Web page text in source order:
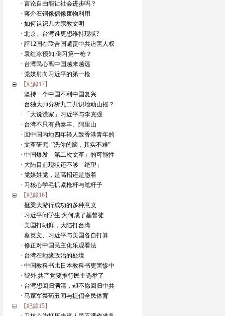
· 言论自由能让社会进步吗？
· 蒋介石铜像偶像废物利用
· 如何认识几大宗教文明
· 北京、台湾谁更想维持现状?
· 評12国在联合国谴责中共迫害人权
· 袁红冰预知:倒习第一枪？
· 台湾民心离中国越来越远
· 党媒射向习近平的第一枪
【紀錄17】
· 坚持一个中国不利中国复兴
· 台独大师分析九二共识地动山摇？
· 「大说谎家」习近平与李克强
· 台湾不只有鼎泰丰、阿里山
· 回中国内地四年轻人致香港青年的
· 文革研究: ”洗你的脑，其实不难”
· 中国爆发「第二次文革」的可能性
· 大陆目前现状还不够「绝望」
· 党媒姓党，是高招还是愚着
· 习核心学毛抓紧枪杆与笔杆子
【紀錄16】
· 挺梁大游行成功的多种意义
· 习近平问学生:为何成了基督徒
· 美国打朝鲜，大陆打台湾
· 蔡英文、习近平与美国各自打算
· 修正对中国民主化乐观看法
· 台湾在地缘政治的处境
· 中国教科书比日本教科书更害惨中
· 號外:共产党要推行民主选举了
· 台湾想回归满清，却不愿回归中共
· 马家军禁药丑闻与提倡全民体育
【紀錄15】